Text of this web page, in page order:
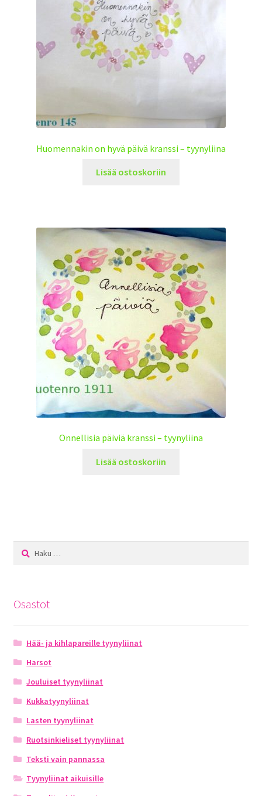
Huomennakin on hyvä päivä kranssi – tyynyliina
Lisää ostoskoriin
Onnellisia päiviä kranssi – tyynyliina
Lisää ostoskoriin
Haku:
Osastot
Hää- ja kihlapareille tyynyliinat
Harsot
Jouluiset tyynyliinat
Kukkatyynyliinat
Lasten tyynyliinat
Ruotsinkieliset tyynyliinat
Teksti vain pannassa
Tyynyliinat aikuisille